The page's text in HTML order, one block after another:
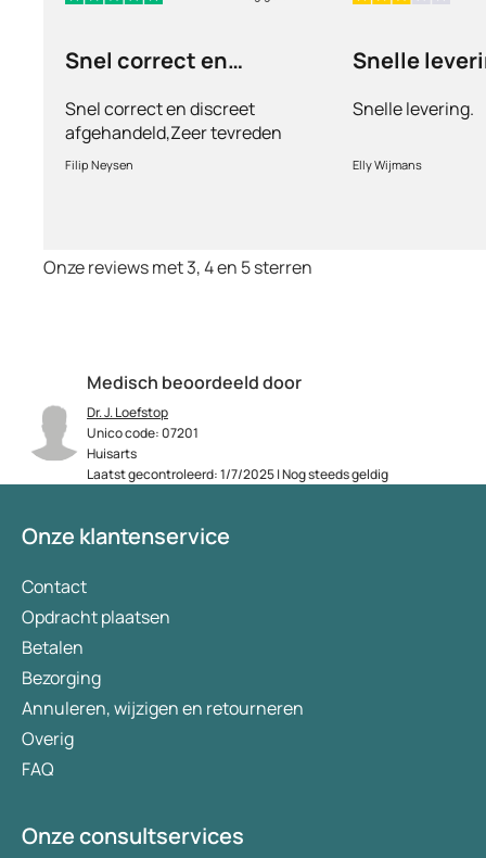
Medisch beoordeeld door
Dr. J. Loefstop
Unico code: 07201
Huisarts
Laatst gecontroleerd: 1/7/2025 | Nog steeds geldig
Snel correct en
Snel correct en discreet
afgehandeld,Zeer tevreden
met de service en patiënt
vriendelijkheid.Vermoedelijk
Filip Neysen
Snelle
Snelle levering.
Elly Wijmans
Onze reviews met 3, 4 en 5 sterren
Onze klantenservice
Contact
Opdracht plaatsen
Betalen
Bezorging
Annuleren, wijzigen en retourneren
Overig
FAQ
Onze consultservices